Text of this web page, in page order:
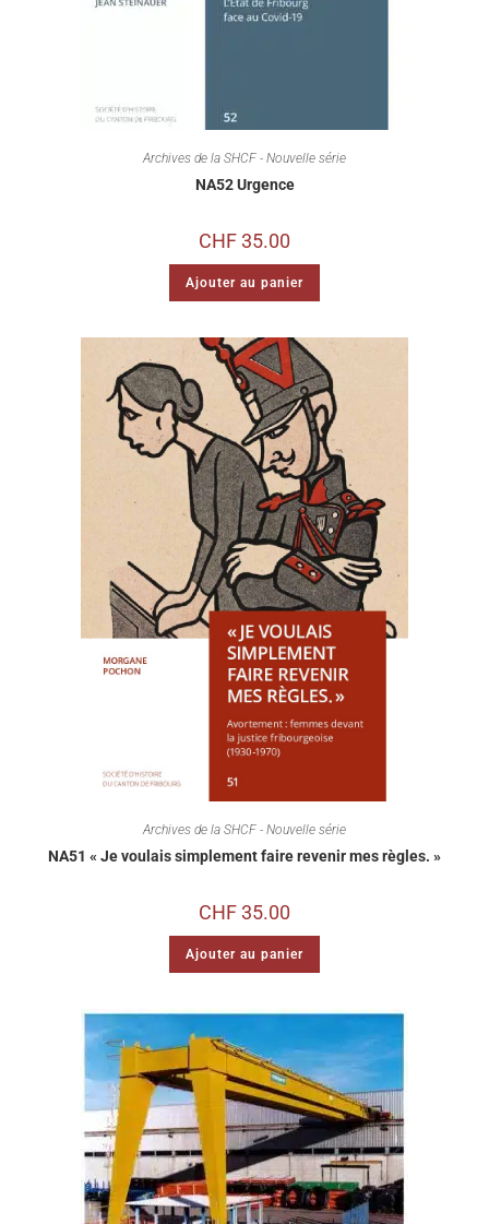
Archives de la SHCF - Nouvelle série
NA52 Urgence
CHF35.00
Ajouter au panier
Archives de la SHCF - Nouvelle série
NA51 « Je voulais simplement faire revenir mes règles. »
CHF35.00
Ajouter au panier